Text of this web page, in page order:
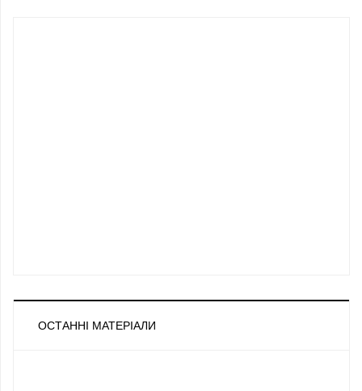
ОСТАННІ МАТЕРІАЛИ